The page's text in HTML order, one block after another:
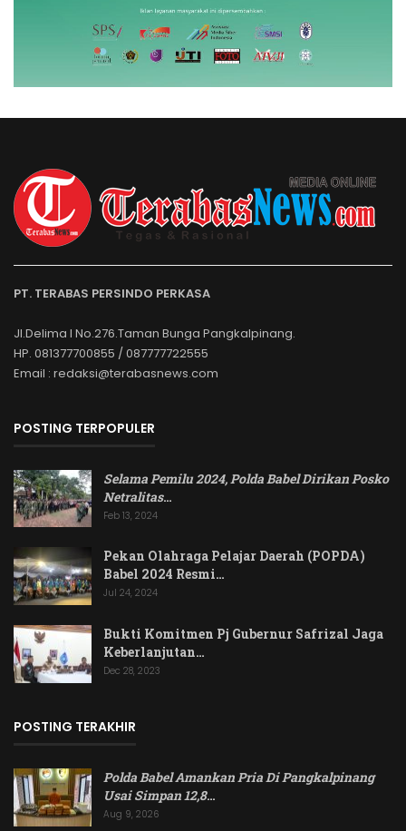
PT. TERABAS PERSINDO PERKASA
Jl.Delima I No.276.Taman Bunga Pangkalpinang.
HP. 081377700855 / 087777722555
Email : redaksi@terabasnews.com
POSTING TERPOPULER
Selama Pemilu 2024, Polda Babel Dirikan Posko
Netralitas…
Feb 13, 2024
Pekan Olahraga Pelajar Daerah (POPDA)
Babel 2024 Resmi…
Jul 24, 2024
Bukti Komitmen Pj Gubernur Safrizal Jaga
Keberlanjutan…
Dec 28, 2023
POSTING TERAKHIR
Polda Babel Amankan Pria Di Pangkalpinang
Usai Simpan 12,8…
Aug 9, 2026